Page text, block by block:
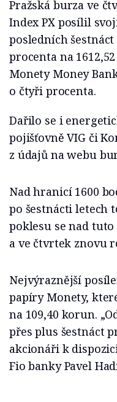
Pražská burza ve
Index PX posílil
posledních
procenta na
Monety Money
o čtyři procenta.
Dařilo se i
pojišťovně VIG či
z údajů na webu
Nad hranicí 1600
po šestnácti letech
poklesu se nad
a ve čtvrtek znovu
Nejvýraznější
papíry Monety,
na 109,40 korun.
přes plus šestnáct
akcionáři k
Fio banky Pavel